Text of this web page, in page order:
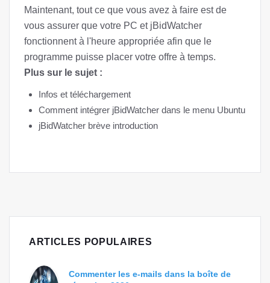
Maintenant, tout ce que vous avez à faire est de
vous assurer que votre PC et jBidWatcher
fonctionnent à l'heure appropriée afin que le
programme puisse placer votre offre à temps.
Plus sur le sujet :
Infos et téléchargement
Comment intégrer jBidWatcher dans le menu Ubuntu
jBidWatcher brève introduction
ARTICLES POPULAIRES
Commenter les e-mails dans la boîte de